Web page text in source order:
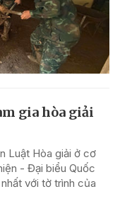
gia hòa giải
Luật Hòa giải ở cơ
- Đại biểu Quốc
với tờ trình của